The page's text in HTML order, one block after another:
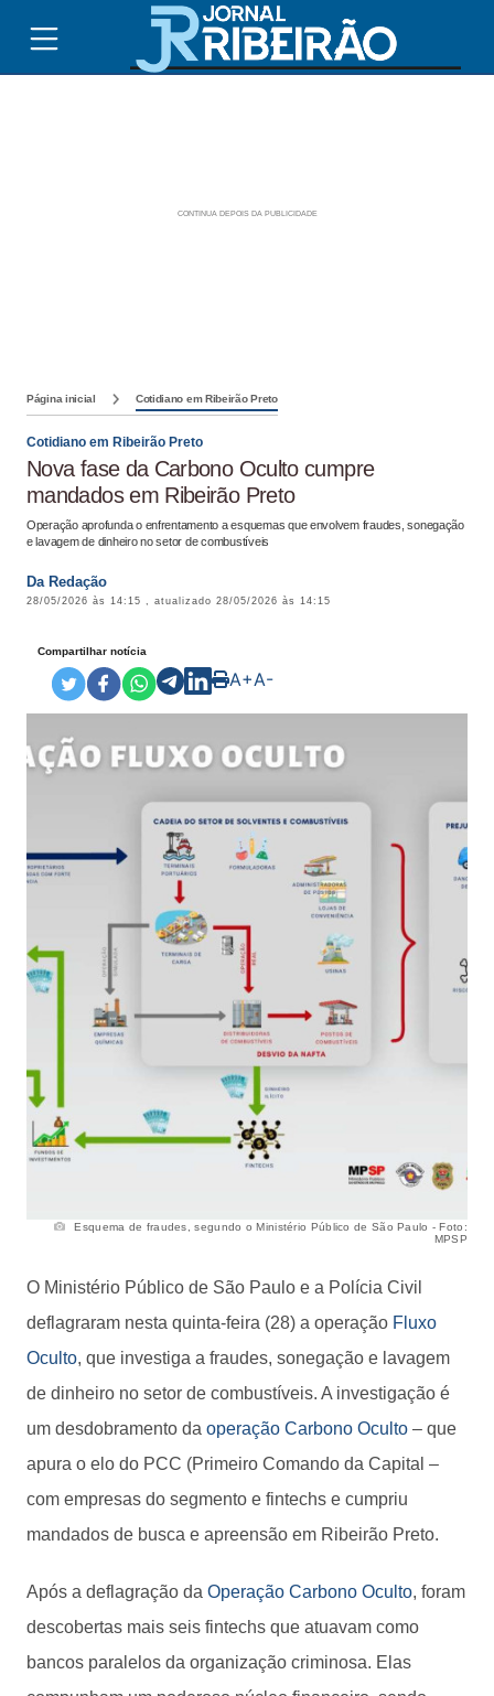
Página inicial Cotidiano em Ribeirão Preto
Cotidiano em Ribeirão Preto
Nova fase da Carbono Oculto cumpre
mandados em Ribeirão Preto
Operação aprofunda o enfrentamento a esquemas que envolvem fraudes, sonegação
e lavagem de dinheiro no setor de combustíveis
Da Redação
28/05/2026 às 14:15 , atualizado 28/05/2026 às 14:15
Compartilhar notícia
A+A-
Esquema de fraudes, segundo o Ministério Público de São Paulo - Foto:
MPSP
O Ministério Público de São Paulo e a Polícia Civil
deflagraram nesta quinta-feira (28) a operação Fluxo
Oculto, que investiga a fraudes, sonegação e lavagem
de dinheiro no setor de combustíveis. A investigação é
um desdobramento da operação Carbono Oculto – que
apura o elo do PCC (Primeiro Comando da Capital –
com empresas do segmento e fintechs e cumpriu
mandados de busca e apreensão em Ribeirão Preto.
Após a deflagração da Operação Carbono Oculto, foram
descobertas mais seis fintechs que atuavam como
bancos paralelos da organização criminosa. Elas